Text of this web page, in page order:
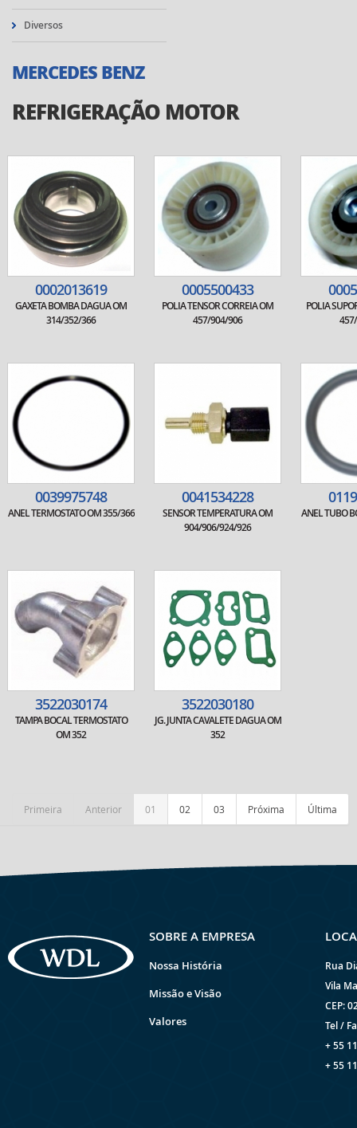
Diversos
MERCEDES BENZ
REFRIGERAÇÃO MOTOR
0002013619
GAXETA BOMBA DAGUA OM
314/352/366
0005500433
POLIA TENSOR CORREIA OM
457/904/906
POLIA
0039975748
ANEL TERMOSTATO OM 355/366
0041534228
SENSOR TEMPERATURA OM
904/906/924/926
ANEL TUBO
3522030174
TAMPA BOCAL TERMOSTATO
OM 352
3522030180
JG. JUNTA CAVALETE DAGUA OM
352
Primeira Anterior 01 02 03 Próxima Última
SOBRE A EMPRESA
Nossa História
Missão e Visão
Valores
Rua
Vila
CEP:
Tel /
+ 55
+ 55